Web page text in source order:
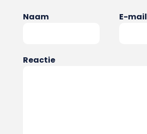
Naam E-mail
Reactie